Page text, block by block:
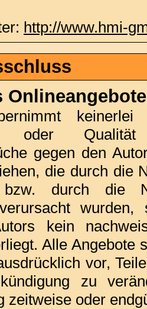
http://www.hmi-
oder
gegen den
die durch die
bzw. durch die
kein
Alle Angebote
vor,
zu
zeitweise oder